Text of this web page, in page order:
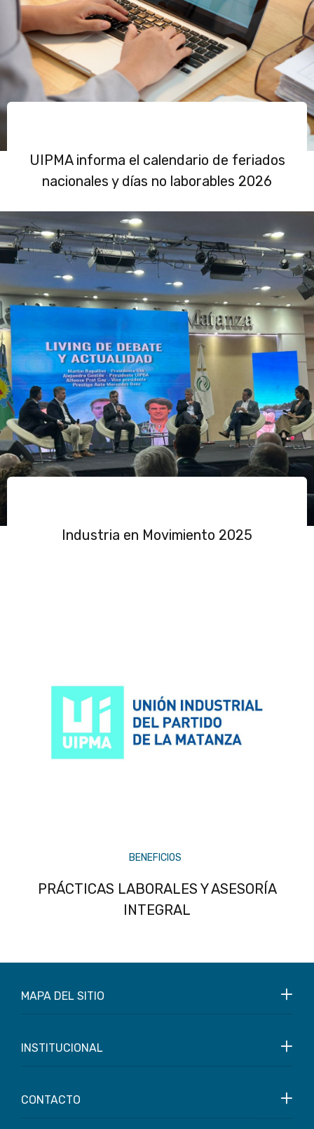
UIPMA informa el calendario de feriados
nacionales y días no laborables 2026
Industria en Movimiento 2025
BENEFICIOS
PRÁCTICAS LABORALES Y ASESORÍA
INTEGRAL
MAPA DEL SITIO
INSTITUCIONAL
CONTACTO